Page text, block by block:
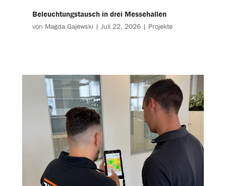
Beleuchtungstausch in drei Messehallen
von Magda.Gajewski| Juli 22, 2026| Projekte